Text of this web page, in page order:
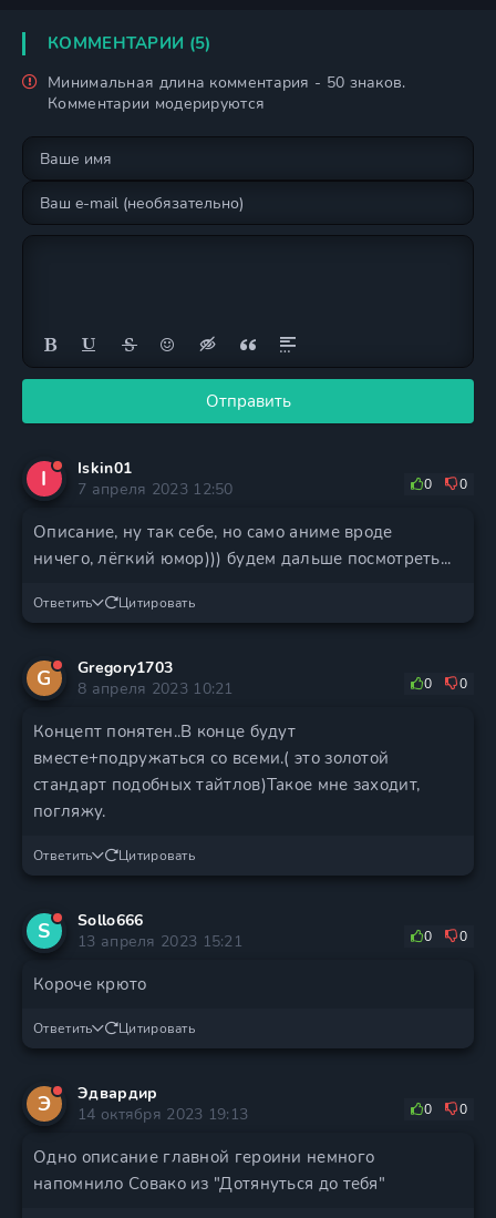
КОММЕНТАРИИ (5)
Минимальная длина комментария - 50 знаков.
Комментарии модерируются
Отправить
I
Iskin01
7 апреля 2023 12:50
0 0
Описание, ну так себе, но само аниме вроде
ничего, лёгкий юмор))) будем дальше посмотреть...
Ответить Цитировать
G
Gregory1703
8 апреля 2023 10:21
0 0
Концепт понятен..В конце будут
вместе+подружаться со всеми.( это золотой
стандарт подобных тайтлов)Такое мне заходит,
погляжу.
Ответить Цитировать
S
Sollo666
13 апреля 2023 15:21
0 0
Короче крюто
Ответить Цитировать
Э
Эдвардир
14 октября 2023 19:13
0 0
Одно описание главной героини немного
напомнило Совако из "Дотянуться до тебя"